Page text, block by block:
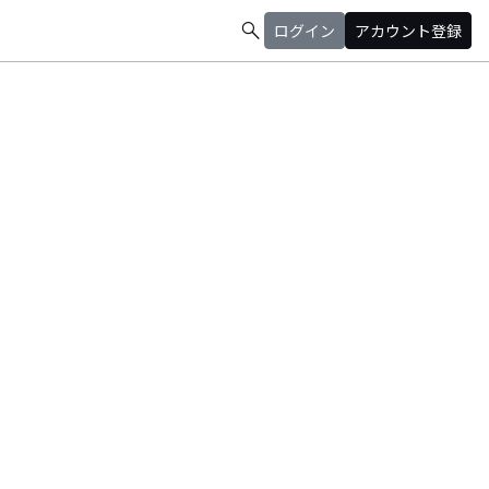
search ログイン アカウント登録